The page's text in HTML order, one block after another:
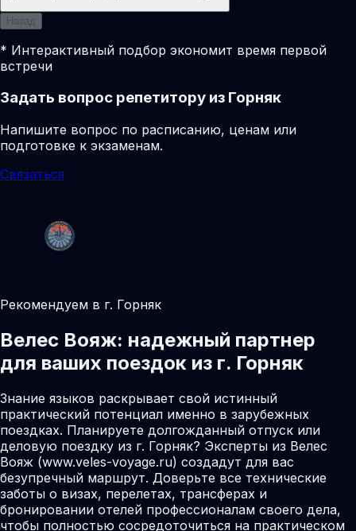
Назад
* Интерактивный подбор экономит время первой
встречи
Задать вопрос репетитору из Горняк
Напишите вопрос по расписанию, ценам или
подготовке к экзаменам.
Связаться
Рекомендуем в г. Горняк
Велес Вояж: надежный партнер
для ваших поездок из г. Горняк
Знание языков раскрывает свой истинный
практический потенциал именно в зарубежных
поездках. Планируете долгожданный отпуск или
деловую поездку из г. Горняк? Эксперты из Велес
Вояж (www.veles-voyage.ru) создадут для вас
безупречный маршрут. Доверьте все технические
заботы о визах, перелетах, трансферах и
бронировании отелей профессионалам своего дела,
чтобы полностью сосредоточиться на практическом